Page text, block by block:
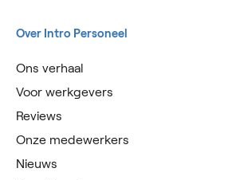
Over Intro Personeel
Ons verhaal
Voor werkgevers
Reviews
Onze medewerkers
Nieuws